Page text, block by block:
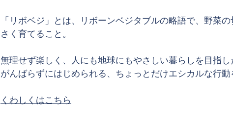
「リボベジ」とは、
リボーンベジタブルの略語で、野菜
さく育てること。
無理せず楽しく、人にも地球にもやさしい暮らしを目指し
がんばらずにはじめられる、ちょっとだけエシカルな行動
くわしくはこちら